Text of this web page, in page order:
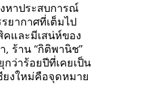
หาประสบการณ์
ยากาศที่เต็มไป
และมีเสน่ห์ของ
ร้าน “กิติพานิช”
ว่าร้อยปีที่เคยเป็น
ยงใหม่คือจุดหมาย